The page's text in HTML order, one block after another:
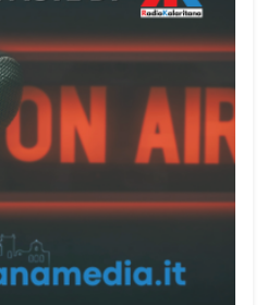
il servizio, linguaggio
persone diverse».
X WhatsApp
E-mail Stampa